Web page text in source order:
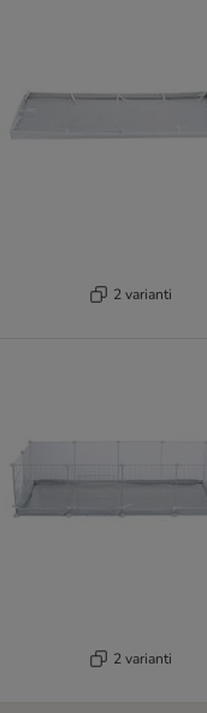
2 varianti
2 varianti